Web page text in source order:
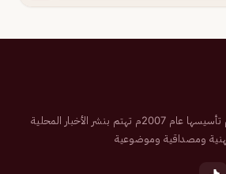
صحيفة إلكترونية سعودية تم تأسيسها عام 2007م تهتم بنشر الأخبار المحلية
ومصداقية وموضوعية